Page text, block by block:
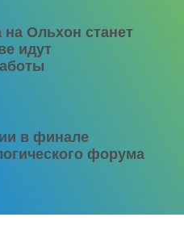
Ольхон станет
идут
в финале
форума